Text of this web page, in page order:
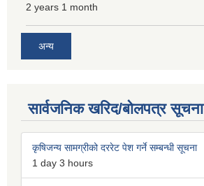
2 years 1 month
अन्य
सार्वजनिक खरिद/बोलपत्र सूचना
कृषिजन्य सामग्रीको दररेट पेश गर्ने सम्बन्धी सूचना
1 day 3 hours